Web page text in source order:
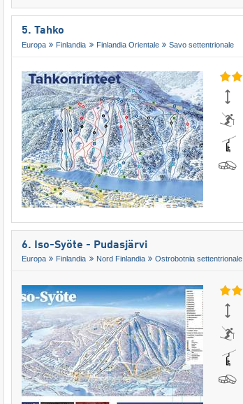
5. Tahko
Europa Finlandia Finlandia Orientale Savo settentrionale
6. Iso-Syöte - Pudasjärvi
Europa Finlandia Nord Finlandia Ostrobotnia settentrionale